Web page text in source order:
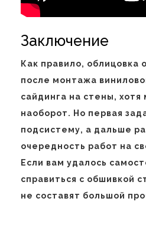
Заключение
Как правило, облицовка
после монтажа
сайдинга на стены, хотя
наоборот. Но первая
подсистему, а дальше
очередность работ на
Если вам удалось
справиться с обшивкой
не составят большой